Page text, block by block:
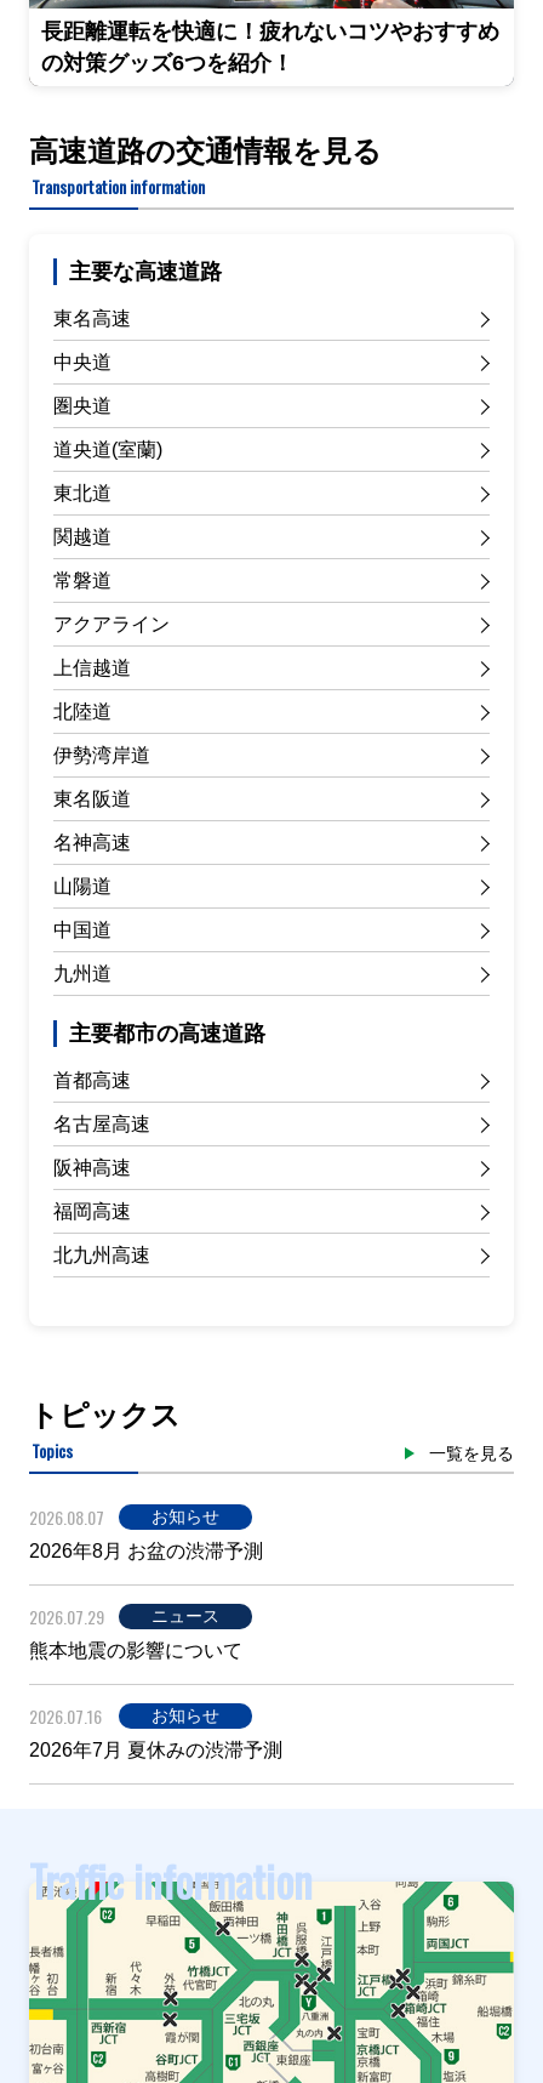
長距離運転を快適に！疲れないコツやおすすめ
の対策グッズ6つを紹介！
高速道路の交通情報を見る
Transportation information
主要な高速道路
東名高速
中央道
圏央道
道央道(室蘭)
東北道
関越道
常磐道
アクアライン
上信越道
北陸道
伊勢湾岸道
東名阪道
名神高速
山陽道
中国道
九州道
主要都市の高速道路
首都高速
名古屋高速
阪神高速
福岡高速
北九州高速
トピックス
Topics 一覧を見る
2026.08.07 お知らせ
2026年8月 お盆の渋滞予測
2026.07.29 ニュース
熊本地震の影響について
2026.07.16 お知らせ
2026年7月 夏休みの渋滞予測
Traffic information